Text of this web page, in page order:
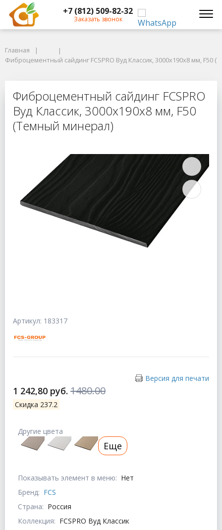
+7 (812) 509-82-32
Заказать звонок
Фиброцементный сайдинг FCSPRO Вуд Классик, 3000x190x8 мм, F50
Фиброцементный сайдинг
Главная
Фиброцементный сайдинг FCSPRO Вуд Классик, 3000x190x8 мм, F50
Фиброцементный сайдинг FCSPRO
Вуд Классик, 3000x190x8 мм, F50
(Темный минерал)
Артикул: 183317
Версия для печати
1 242,80 руб. 1480.00
Скидка 237.2
Показывать элемент в меню: Нет
Бренд: FCS
Страна: Россия
Коллекция: FCSPRO Вуд Классик
Другие цвета
Еще